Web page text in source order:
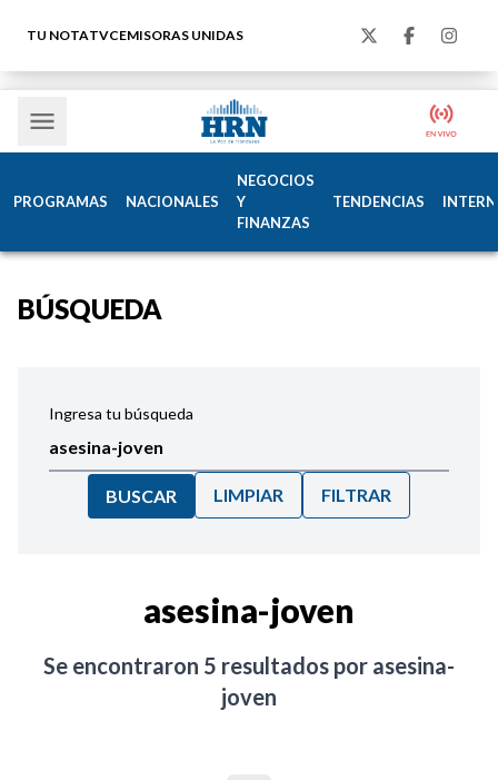
TU NOTATVCEMISORAS UNIDAS
PROGRAMAS NACIONALES
NEGOCIOS
Y
FINANZAS
TENDENCIAS
BÚSQUEDA
Ingresa tu búsqueda
BUSCAR LIMPIAR FILTRAR
asesina-joven
Se encontraron 5 resultados por asesina-
joven